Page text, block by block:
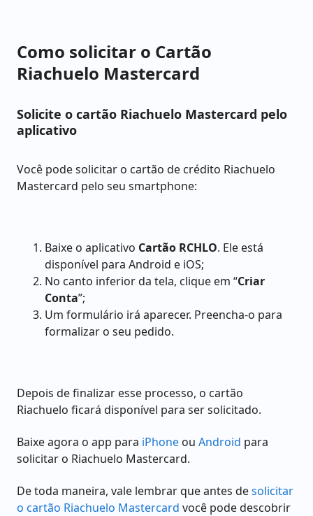
Como solicitar o Cartão
Riachuelo Mastercard
Solicite o cartão Riachuelo Mastercard pelo
aplicativo
Você pode solicitar o cartão de crédito Riachuelo
Mastercard pelo seu smartphone:
Baixe o aplicativo Cartão RCHLO. Ele está
disponível para Android e iOS;
No canto inferior da tela, clique em “Criar
Conta”;
Um formulário irá aparecer. Preencha-o para
formalizar o seu pedido.
Depois de finalizar esse processo, o cartão
Riachuelo ficará disponível para ser solicitado.
Baixe agora o app para iPhone ou Android para
solicitar o Riachuelo Mastercard.
De toda maneira, vale lembrar que antes desolicitar
o cartão Riachuelo Mastercard você pode descobrir